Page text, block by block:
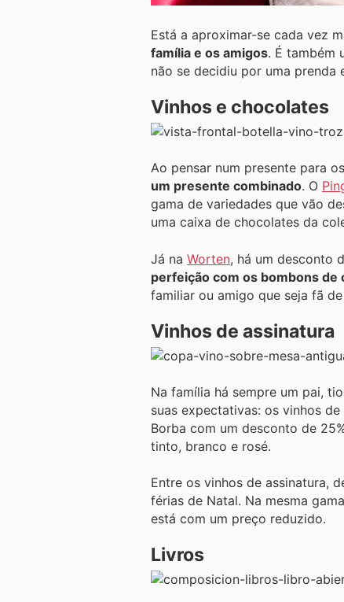
Está a aproximar-se cada vez
família e os amigos. É também
não se decidiu por uma prenda
Vinhos e chocolates
Ao pensar num presente para
um presente combinado. O
gama de variedades que vão
uma caixa de chocolates da
Já na Worten, há um desconto
perfeição com os bombons
familiar ou amigo que seja fã
Vinhos de assinatura
Na família há sempre um pai,
suas expectativas: os vinhos de
Borba com um desconto de
tinto, branco e rosé.
Entre os vinhos de assinatura,
férias de Natal. Na mesma
está com um preço reduzido.
Livros